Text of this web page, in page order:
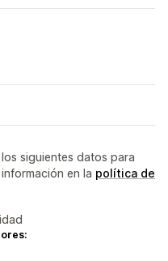
siguientes datos para
en la política de